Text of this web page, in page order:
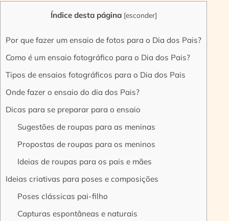
Índice desta página [esconder]
Por que fazer um ensaio de fotos para o Dia dos Pais?
Como é um ensaio fotográfico para o Dia dos Pais?
Tipos de ensaios fotográficos para o Dia dos Pais
Onde fazer o ensaio do dia dos Pais?
Dicas para se preparar para o ensaio
Sugestões de roupas para as meninas
Propostas de roupas para os meninos
Ideias de roupas para os pais e mães
Ideias criativas para poses e composições
Poses clássicas pai-filho
Capturas espontâneas e naturais